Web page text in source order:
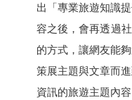
出「專業旅遊知識
容之後，會再透過
的方式，讓網友能
策展主題與文章而
資訊的旅遊主題內